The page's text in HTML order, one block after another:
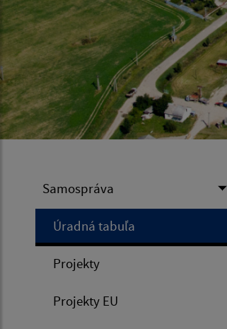
Samospráva
Úradná tabuľa
Projekty
Projekty EU